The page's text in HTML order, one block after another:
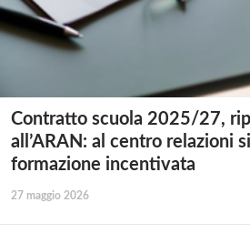
Contratto scuola 2025/27,
all’ARAN: al centro relazioni
formazione incentivata
27 maggio 2026